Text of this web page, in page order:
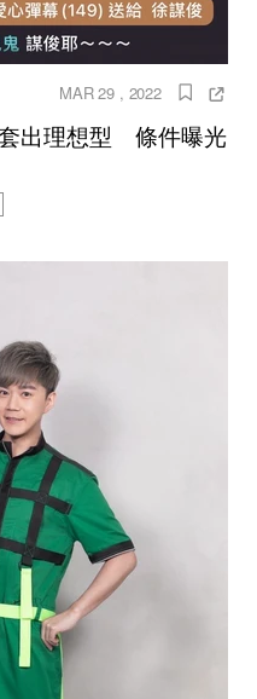
MAR 29 , 2022
套出理想型 條件曝光